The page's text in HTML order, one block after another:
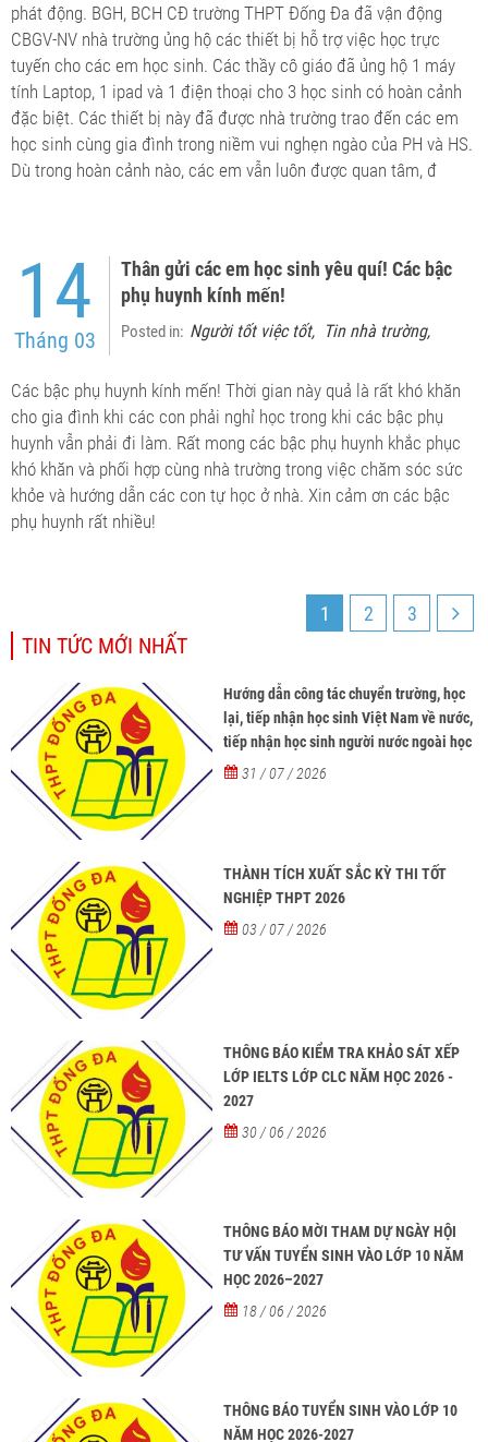
phát động. BGH, BCH CĐ trường THPT Đống Đa đã vận động
CBGV-NV nhà trường ủng hộ các thiết bị hỗ trợ việc học trực
tuyến cho các em học sinh. Các thầy cô giáo đã ủng hộ 1 máy
tính Laptop, 1 ipad và 1 điện thoại cho 3 học sinh có hoàn cảnh
đặc biệt. Các thiết bị này đã được nhà trường trao đến các em
học sinh cùng gia đình trong niềm vui nghẹn ngào của PH và HS.
Dù trong hoàn cảnh nào, các em vẫn luôn được quan tâm, đ
14
Tháng 03
Thân gửi các em học sinh yêu quí! Các bậc
phụ huynh kính mến!
Posted in: Người tốt việc tốt, Tin nhà trường,
Các bậc phụ huynh kính mến! Thời gian này quả là rất khó khăn
cho gia đình khi các con phải nghỉ học trong khi các bậc phụ
huynh vẫn phải đi làm. Rất mong các bậc phụ huynh khắc phục
khó khăn và phối hợp cùng nhà trường trong việc chăm sóc sức
khỏe và hướng dẫn các con tự học ở nhà. Xin cảm ơn các bậc
phụ huynh rất nhiều!
1 2 3
TIN TỨC MỚI NHẤT
Hướng dẫn công tác chuyển trường, học
lại, tiếp nhận học sinh Việt Nam về nước,
tiếp nhận học sinh người nước ngoài học
tại các trường từ năm học 2026-2027
31 / 07 / 2026
THÀNH TÍCH XUẤT SẮC KỲ THI TỐT
NGHIỆP THPT 2026
03 / 07 / 2026
THÔNG BÁO KIỂM TRA KHẢO SÁT XẾP
LỚP IELTS LỚP CLC NĂM HỌC 2026 -
2027
30 / 06 / 2026
THÔNG BÁO MỜI THAM DỰ NGÀY HỘI
TƯ VẤN TUYỂN SINH VÀO LỚP 10 NĂM
HỌC 2026–2027
18 / 06 / 2026
THÔNG BÁO TUYỂN SINH VÀO LỚP 10
NĂM HỌC 2026-2027